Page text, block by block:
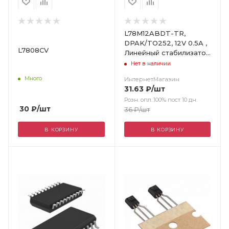
L7808CV
Много
30 ₽/шт
В КОРЗИНУ
L78M12ABDT-TR,
DPAK/TO252, 12V 0.5A ,
Линейный стабилизатор
с низк.падением
Нет в наличии
ИнтернетМагазин
31.63₽/шт
Розн. опл.:100% пост 10 дн.
36₽/шт
В КОРЗИНУ